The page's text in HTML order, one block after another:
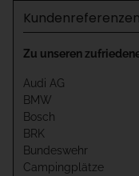
Kundenreferenzen
Zu unseren
Audi AG
BMW
Bosch
BRK
Bundeswehr
Campingplätze